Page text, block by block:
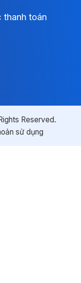
toán
Reserved.
sử dụng